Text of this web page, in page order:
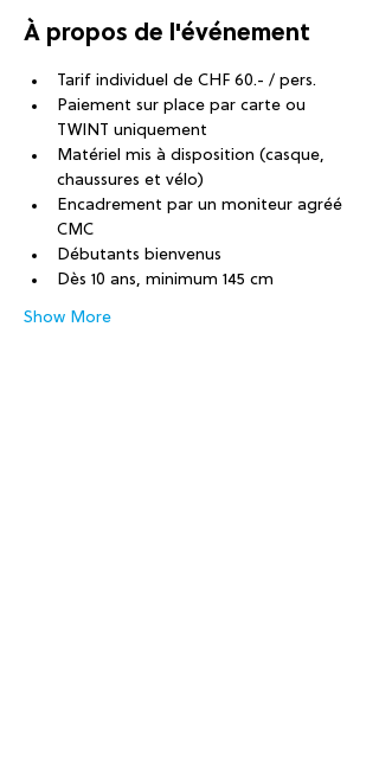
À propos de l'événement
Tarif individuel de CHF 60.- / pers.
Paiement sur place par carte ou
TWINT uniquement
Matériel mis à disposition (casque,
chaussures et vélo)
Encadrement par un moniteur agréé
CMC
Débutants bienvenus
Dès 10 ans, minimum 145 cm
Show More